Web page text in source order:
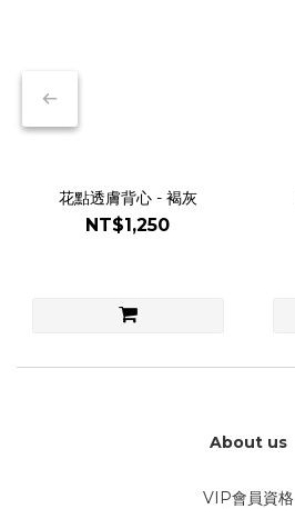
花點透膚背心 - 褐灰
NT$1,250
About us
VIP會員資格